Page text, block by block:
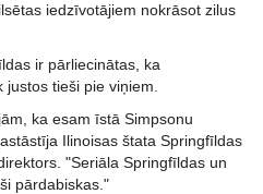
iedzīvotājiem nokrāsot zilus
ir pārliecinātas, ka
tieši pie viņiem.
ka esam īstā Simpsonu
Ilinoisas štata Springfīldas
"Seriāla Springfīldas un
pārdabiskas."